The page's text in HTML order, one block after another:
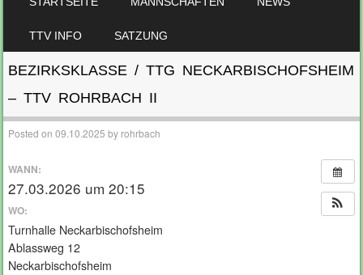
TTV INFO SATZUNG
BEZIRKSKLASSE / TTG NECKARBISCHOFSHEIM
– TTV ROHRBACH II
Posted on09.10.2025 by rohrbach
WANN:
27.03.2026 um 20:15
WO:
Turnhalle Neckarbischofsheim
Ablassweg 12
Neckarbischofsheim